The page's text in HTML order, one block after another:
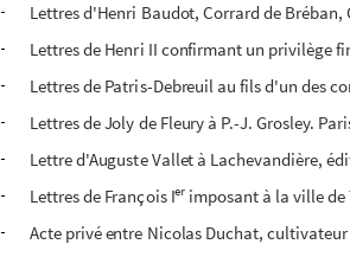
Lettres d'Henri Baudot, Corrard de
Lettres de Henri II confirmant un privilège
Lettres de Patris-Debreuil au fils d'un des
Lettres de Joly de Fleury à P.-J. Grosley.
Lettre d'Auguste Vallet à Lachevandière,
Lettres de François Ier imposant à la ville de
Acte privé entre Nicolas Duchat,